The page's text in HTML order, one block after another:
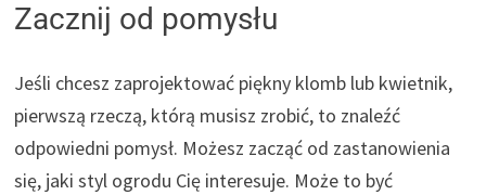
Zacznij od pomysłu
Jeśli chcesz zaprojektować piękny klomb lub kwietnik,
pierwszą rzeczą, którą musisz zrobić, to znaleźć
odpowiedni pomysł. Możesz zacząć od zastanowienia
się, jaki styl ogrodu Cię interesuje. Może to być